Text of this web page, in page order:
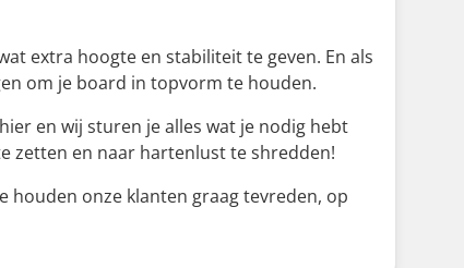
extra hoogte en stabiliteit te geven. En als
om je board in topvorm te houden.
en wij sturen je alles wat je nodig hebt
zetten en naar hartenlust te shredden!
houden onze klanten graag tevreden, op